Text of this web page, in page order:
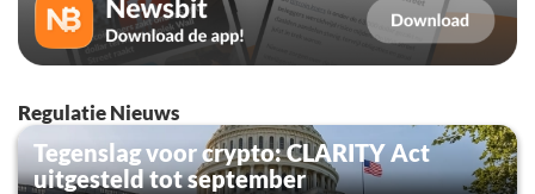
Regulatie Nieuws
Tegenslag voor crypto: CLARITY Act
uitgesteld tot september